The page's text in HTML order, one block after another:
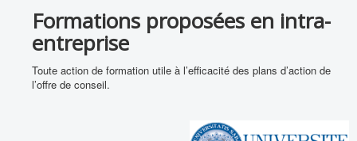
Formations proposées en intra-
entreprise
Toute action de formation utile à l’efficacité des plans d’action de
l’offre de conseil.